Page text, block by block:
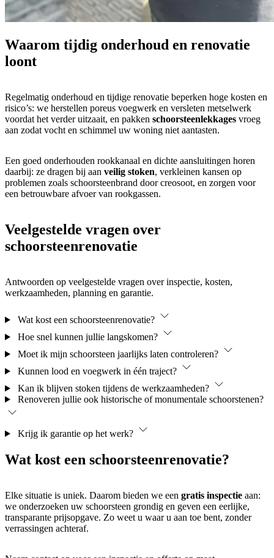
Waarom tijdig onderhoud en renovatie
loont
Regelmatig onderhoud en tijdige renovatie beperken hoge kosten en
risico’s: we herstellen poreus voegwerk en versleten metselwerk
voordat het verder uitzaait, en pakken schoorsteenlekkages vroeg
aan zodat vocht en schimmel uw woning niet aantasten.
Een goed onderhouden rookkanaal en dichte aansluitingen horen
daarbij: ze dragen bij aan veilig stoken, verkleinen kansen op
problemen zoals schoorsteenbrand door creosoot, en zorgen voor
een betrouwbare afvoer van rookgassen.
Veelgestelde vragen over
schoorsteenrenovatie
Antwoorden op veelgestelde vragen over inspectie, kosten,
werkzaamheden, planning en garantie.
Wat kost een schoorsteenrenovatie?
Hoe snel kunnen jullie langskomen?
Moet ik mijn schoorsteen jaarlijks laten controleren?
Kunnen lood en voegwerk in één traject?
Kan ik blijven stoken tijdens de werkzaamheden?
Renoveren jullie ook historische of monumentale schoorstenen?
Krijg ik garantie op het werk?
Wat kost een schoorsteenrenovatie?
Elke situatie is uniek. Daarom bieden we een gratis inspectie aan:
we onderzoeken uw schoorsteen grondig en geven een eerlijke,
transparante prijsopgave. Zo weet u waar u aan toe bent, zonder
verrassingen achteraf.